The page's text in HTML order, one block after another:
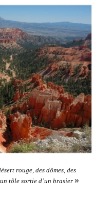
rouge, des dômes, des
tôle sortie d’un brasier »